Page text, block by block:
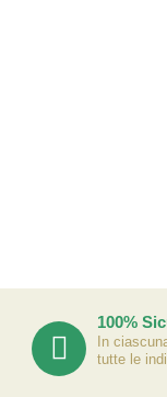
100%
In
tutte le